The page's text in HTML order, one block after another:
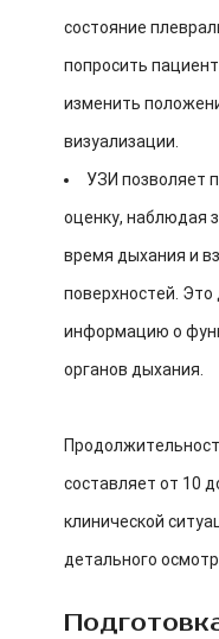
состояние
попросить
изменить
визуализации.
УЗИ позволяет
оценку, наблюдая
время дыхания и
поверхностей.
информацию о
органов дыхания.
составляет от 10
клинической
детального